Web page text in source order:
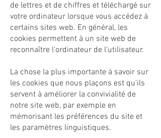
de lettres et de chiffres et téléchargé sur
votre ordinateur lorsque vous accédez à
certains sites web. En général, les
cookies permettent à un site web de
reconnaître l'ordinateur de l’utilisateur.
La chose la plus importante à savoir sur
les cookies que nous plaçons est qu'ils
servent à améliorer la convivialité de
notre site web, par exemple en
mémorisant les préférences du site et
les paramètres linguistiques.